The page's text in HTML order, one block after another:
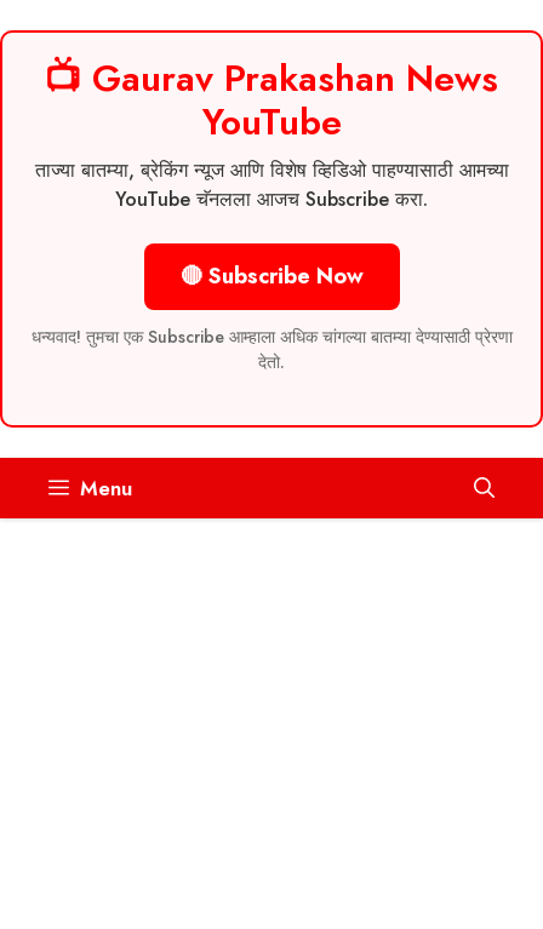
📺 Gaurav Prakashan News
YouTube
ताज्या बातम्या, ब्रेकिंग न्यूज आणि विशेष व्हिडिओ पाहण्यासाठी आमच्या
YouTube चॅनलला आजच Subscribe करा.
🔴 Subscribe Now
धन्यवाद! तुमचा एक Subscribe आम्हाला अधिक चांगल्या बातम्या देण्यासाठी प्रेरणा
देतो.
Menu